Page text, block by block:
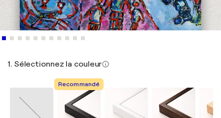
1. Sélectionnez la couleur
Recommandé